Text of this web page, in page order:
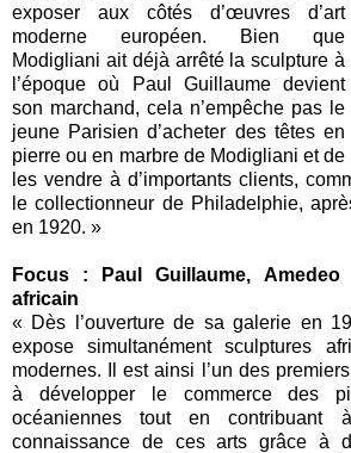
exposer aux côtés d’œuvres d’art
moderne européen. Bien que
Modigliani ait déjà arrêté la sculpture à
l’époque où Paul Guillaume devient
son marchand, cela n’empêche pas le
jeune Parisien d’acheter des têtes en
pierre ou en marbre de Modigliani et de
les vendre à d’importants clients,
le collectionneur de Philadelphie,
en 1920. »
Focus : Paul Guillaume, Amedeo
africain
« Dès l’ouverture de sa galerie en
expose simultanément sculptures
modernes. Il est ainsi l’un des
à développer le commerce des
océaniennes tout en
connaissance de ces arts grâce à